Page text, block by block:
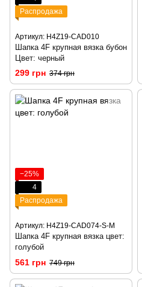
Распродажа
Артикул: H4Z19-CAD010
Шапка 4F крупная вязка бубон
Цвет: черный
299 грн 374 грн
−25%
4
Распродажа
Артикул: H4Z19-CAD074-S-M
Шапка 4F крупная вязка цвет:
голубой
561 грн 749 грн